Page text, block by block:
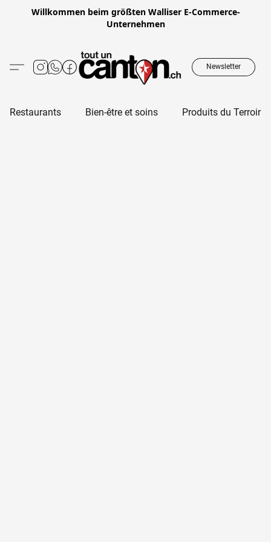
Willkommen beim größten Walliser E-Commerce-
Unternehmen
Newsletter
Restaurants Bien-être et soins Produits du Terroir